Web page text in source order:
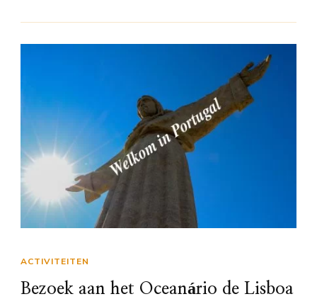
ACTIVITEITEN
Bezoek aan het Oceanário de Lisboa